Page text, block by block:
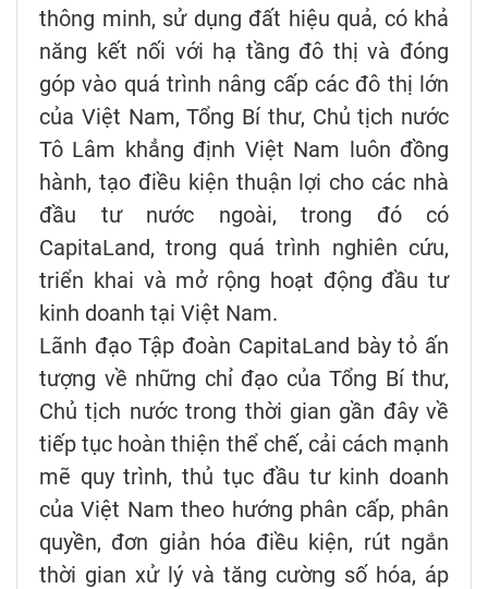
thông minh, sử dụng đất hiệu quả, có khả
năng kết nối với hạ tầng đô thị và đóng
góp vào quá trình nâng cấp các đô thị lớn
của Việt Nam, Tổng Bí thư, Chủ tịch nước
Tô Lâm khẳng định Việt Nam luôn đồng
hành, tạo điều kiện thuận lợi cho các nhà
đầu tư nước ngoài, trong đó có
CapitaLand, trong quá trình nghiên cứu,
triển khai và mở rộng hoạt động đầu tư
kinh doanh tại Việt Nam.
Lãnh đạo Tập đoàn CapitaLand bày tỏ ấn
tượng về những chỉ đạo của Tổng Bí thư,
Chủ tịch nước trong thời gian gần đây về
tiếp tục hoàn thiện thể chế, cải cách mạnh
mẽ quy trình, thủ tục đầu tư kinh doanh
của Việt Nam theo hướng phân cấp, phân
quyền, đơn giản hóa điều kiện, rút ngắn
thời gian xử lý và tăng cường số hóa, áp